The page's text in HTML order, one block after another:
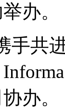
办。
手共
办。